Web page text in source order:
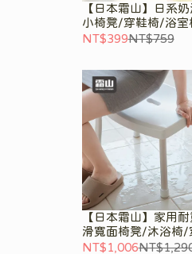
【日本霜山】日系
小椅凳/穿鞋椅/浴室
多色可選
NT$399NT$759
【日本霜山】家用
滑寬面椅凳/沐浴椅/
椅凳
NT$1,006